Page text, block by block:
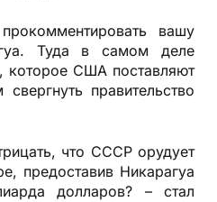
вашу
Туда в самом деле
которое США поставляют
правительство
что СССР орудует
предоставив Никарагуа
долларов? – стал